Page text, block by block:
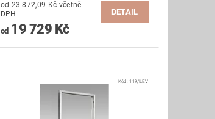
od 23 872,09 Kč včetně
DPH
od19 729 Kč
DETAIL
Kód: 119/LEV